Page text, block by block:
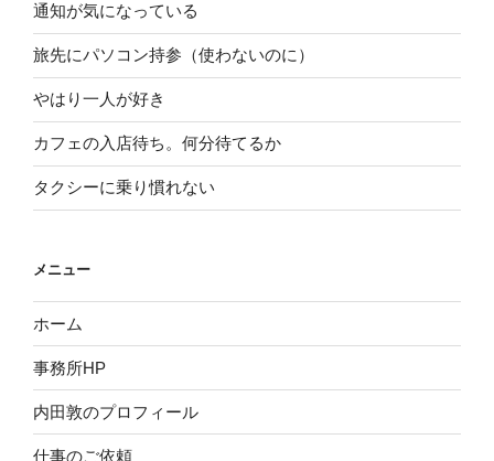
通知が気になっている
旅先にパソコン持参（使わないのに）
やはり一人が好き
カフェの入店待ち。何分待てるか
タクシーに乗り慣れない
メニュー
ホーム
事務所HP
内田敦のプロフィール
仕事のご依頼